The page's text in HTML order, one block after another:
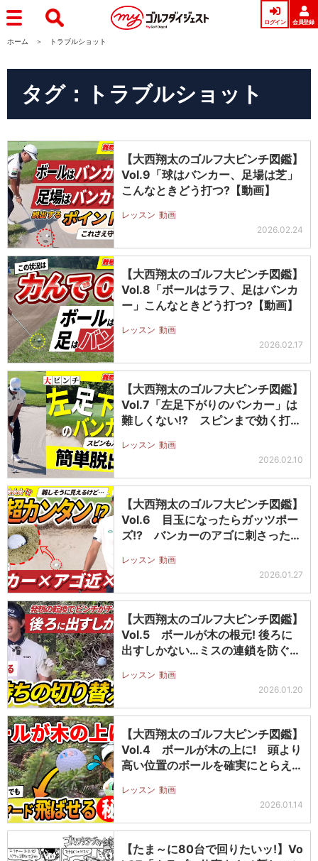
ログイン 会員登録
ホーム トラブルショット
タグ：トラブルショット
【大西翔太のゴルフ大ピンチ図鑑】
Vol.9「球はバンカー、足場は芝」
こんなときどう打つ?【動画】
レッスン 動画
2026.02.24
【大西翔太のゴルフ大ピンチ図鑑】
Vol.8「ボールはラフ、足はバンカ
ー」こんなときどう打つ?【動画】
レッスン 動画
2026.02.17
【大西翔太のゴルフ大ピンチ図鑑】
Vol.7「左足下がりのバンカー」は
難しくない!? スピンまで効く打…
レッスン 動画
2026.02.10
【大西翔太のゴルフ大ピンチ図鑑】
Vol.6 目玉になったらガッツポー
ズ!? バンカーのアゴに刺さった…
レッスン 動画
2026.01.27
【大西翔太のゴルフ大ピンチ図鑑】
Vol.5 ボールが木の根元! 後ろに
出すしかない…ミスの連鎖を防ぐ…
レッスン 動画
2026.01.20
【大西翔太のゴルフ大ピンチ図鑑】
Vol.4 ボールが木の上に! 頭より
高い位置のボールを確実にとらえ…
レッスン 動画
2026.01.14
【たま～に80台で回りたいッ!】Vo